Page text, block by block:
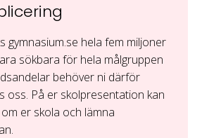
gymnasium.se hela fem miljoner
sökbara för hela målgruppen
behöver ni därför
oss. På er skolpresentation kan
er skola och lämna